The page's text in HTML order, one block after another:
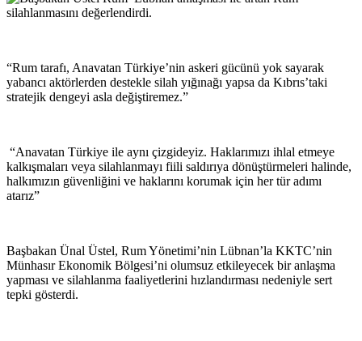
“Rum tarafı, Anavatan Türkiye’nin askeri gücünü yok sayarak
yabancı aktörlerden destekle silah yığınağı yapsa da Kıbrıs’taki
stratejik dengeyi asla değiştiremez.”
“Anavatan Türkiye ile aynı çizgideyiz. Haklarımızı ihlal etmeye
kalkışmaları veya silahlanmayı fiili saldırıya dönüştürmeleri halinde,
halkımızın güvenliğini ve haklarını korumak için her tür adımı
atarız”
Başbakan Ünal Üstel, Rum Yönetimi’nin Lübnan’la KKTC’nin
Münhasır Ekonomik Bölgesi’ni olumsuz etkileyecek bir anlaşma
yapması ve silahlanma faaliyetlerini hızlandırması nedeniyle sert
tepki gösterdi.